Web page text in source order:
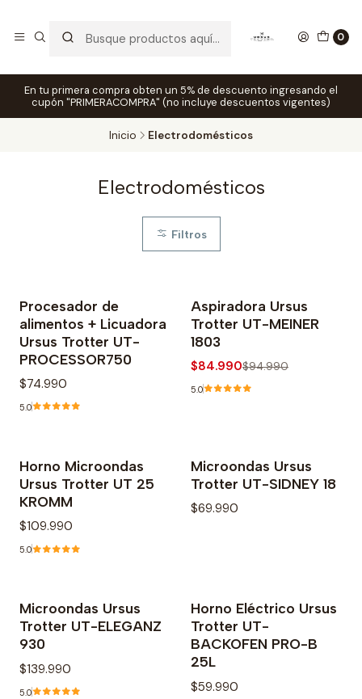
0
En tu primera compra obten un 5% de descuento ingresando el
cupón "PRIMERACOMPRA" (no incluye descuentos vigentes)
Inicio Electrodomésticos
Electrodomésticos
Filtros
Procesador de
alimentos + Licuadora
Ursus Trotter UT-
PROCESSOR750
$74.990
5.0
-11% OFF
Aspiradora Ursus
Trotter UT-MEINER
1803
$84.990$94.990
5.0
Agotado
Horno Microondas
Ursus Trotter UT 25
KROMM
$109.990
5.0
Agotado
Microondas Ursus
Trotter UT-SIDNEY 18
$69.990
Microondas Ursus
Trotter UT-ELEGANZ
930
$139.990
5.0
Horno Eléctrico Ursus
Trotter UT-
BACKOFEN PRO-B
25L
$59.990